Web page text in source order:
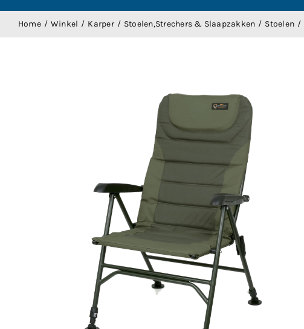
Home Winkel Karper Stoelen,Strechers & Slaapzakken Stoelen